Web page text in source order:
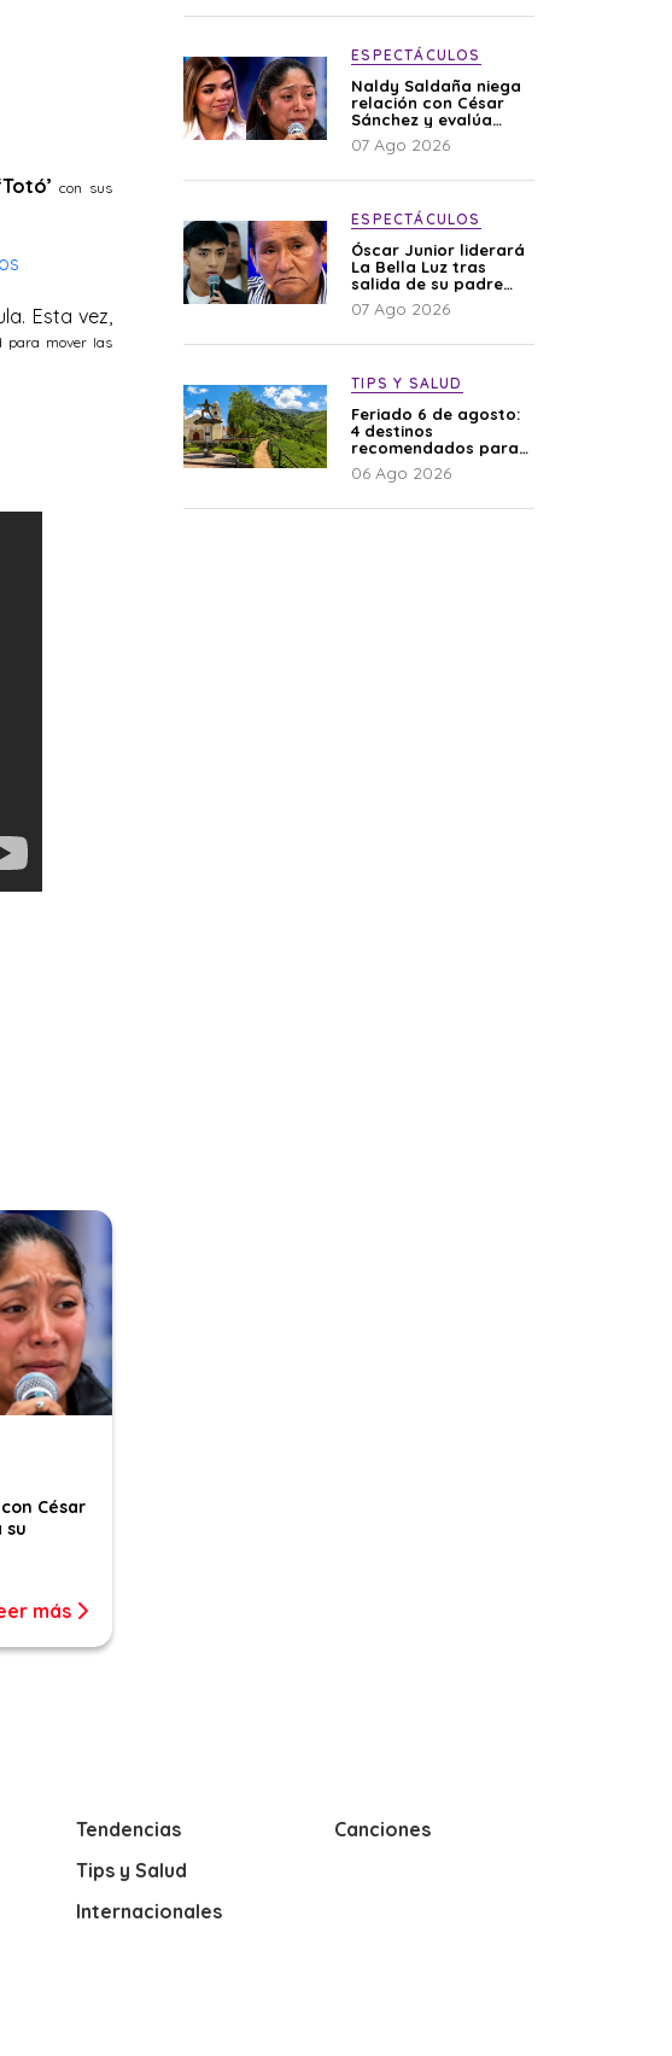
con sus
Esta vez,
para mover las
César
su
más
ESPECTÁCULOS
Naldy Saldaña niega
relación con César
Sánchez y evalúa
denunciar a su
esposa: “Es una
07 Ago 2026
ESPECTÁCULOS
Óscar Junior liderará
La Bella Luz tras
salida de su padre
por polémica con
Naldy Saldaña
07 Ago 2026
TIPS Y SALUD
Feriado 6 de agosto:
4 destinos
recomendados para
disfrutar el descanso
06 Ago 2026
Tendencias
Tips y Salud
Internacionales
Canciones